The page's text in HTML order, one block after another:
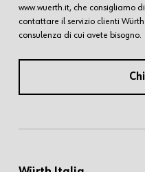
www.wuerth.it, che consigliamo
contattare il servizio clienti
consulenza di cui avete bisogno.